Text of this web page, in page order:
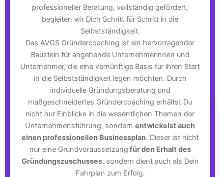
professioneller Beratung, vollständig gefördert,
begleiten wir Dich Schritt für Schritt in die
Selbstständigkeit.
Das AVGS Gründercoaching ist ein hervorragender
Baustein für angehende Unternehmerinnen und
Unternehmer, die eine vernünftige Basis für ihren Start
in die Selbstständigkeit legen möchten. Durch
individuelle Gründungsberatung und
maßgeschneidertes Gründercoaching erhältst Du
nicht nur Einblicke in die wesentlichen Themen der
Unternehmensführung, sondern entwickelst auch
einen professionellen Businessplan. Dieser ist nicht
nur eine Grundvoraussetzung für den Erhalt des
Gründungszuschusses, sondern dient auch als Dein
Fahrplan zum Erfolg.